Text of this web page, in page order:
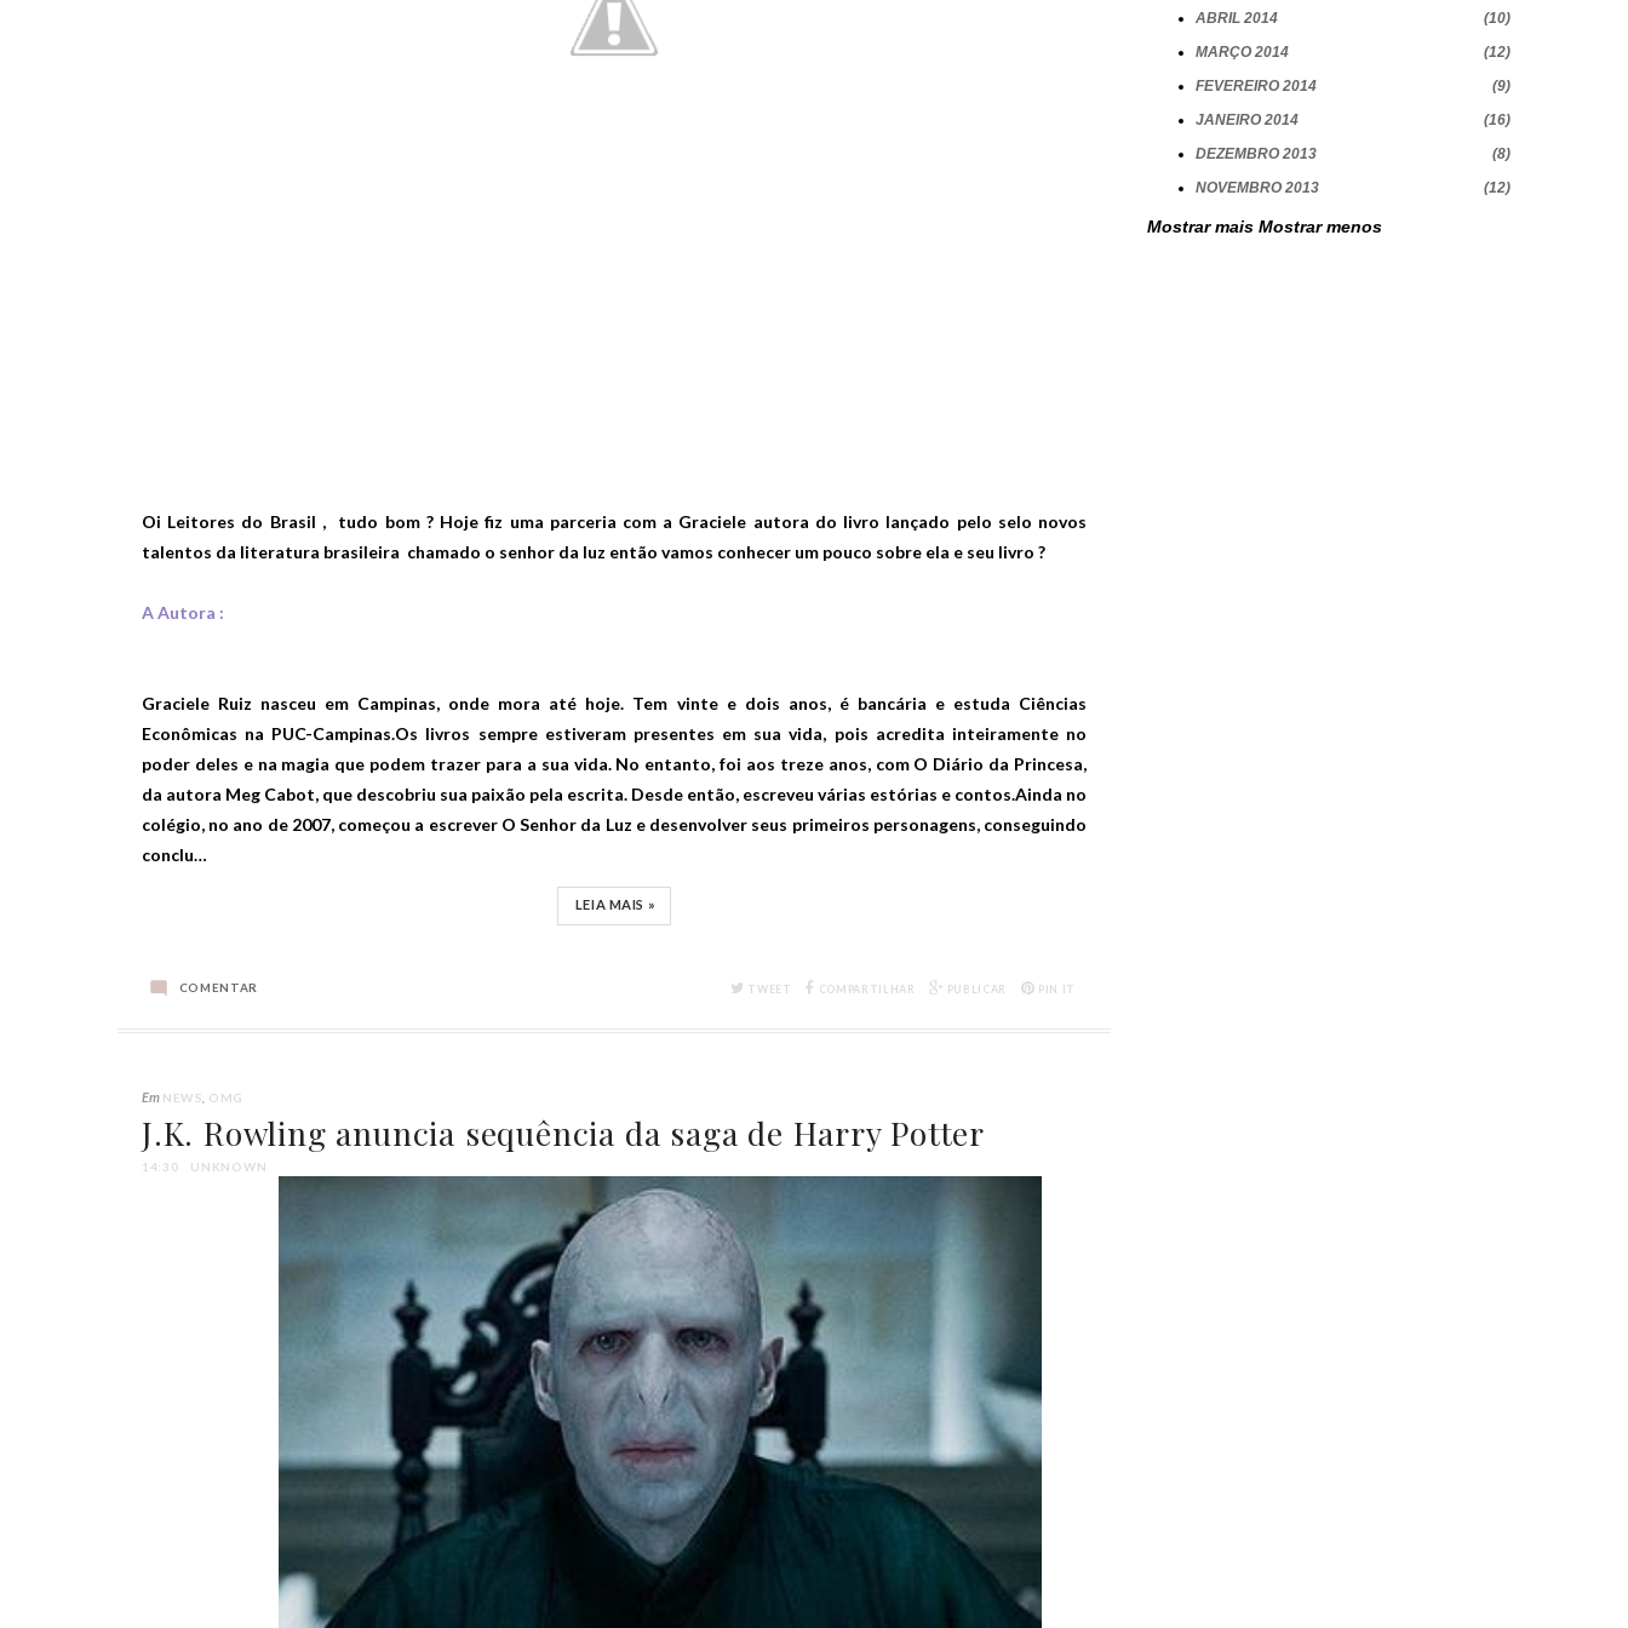
Oi Leitores do Brasil , tudo bom ? Hoje fiz uma parceria com a Graciele autora do livro lançado pelo selo novos
talentos da literatura brasileira chamado o senhor da luz então vamos conhecer um pouco sobre ela e seu livro ?
A Autora :
Graciele Ruiz nasceu em Campinas, onde mora até hoje. Tem vinte e dois anos, é bancária e estuda Ciências
Econômicas na PUC-Campinas.Os livros sempre estiveram presentes em sua vida, pois acredita inteiramente no
poder deles e na magia que podem trazer para a sua vida. No entanto, foi aos treze anos, com O Diário da Princesa,
da autora Meg Cabot, que descobriu sua paixão pela escrita. Desde então, escreveu várias estórias e contos.Ainda no
colégio, no ano de 2007, começou a escrever O Senhor da Luz e desenvolver seus primeiros personagens, conseguindo
conclu…
LEIA MAIS »
COMENTAR TWEET COMPARTILHAR PUBLICAR PIN IT
Em NEWS OMG
J.K. Rowling anuncia sequência da saga de Harry Potter
14:30 UNKNOWN
ABRIL 2014
10
MARÇO 2014
12
FEVEREIRO 2014
9
JANEIRO 2014
16
DEZEMBRO 2013
8
NOVEMBRO 2013
12
Mostrar mais Mostrar menos